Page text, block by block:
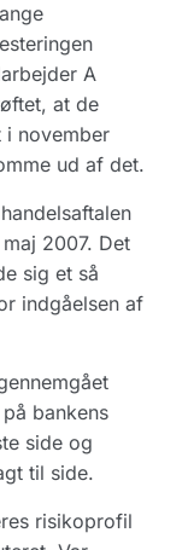
A
at de
i november
ud af det.
2007. Det
sig et så
indgåelsen af
bankens
side og
til side.
risikoprofil